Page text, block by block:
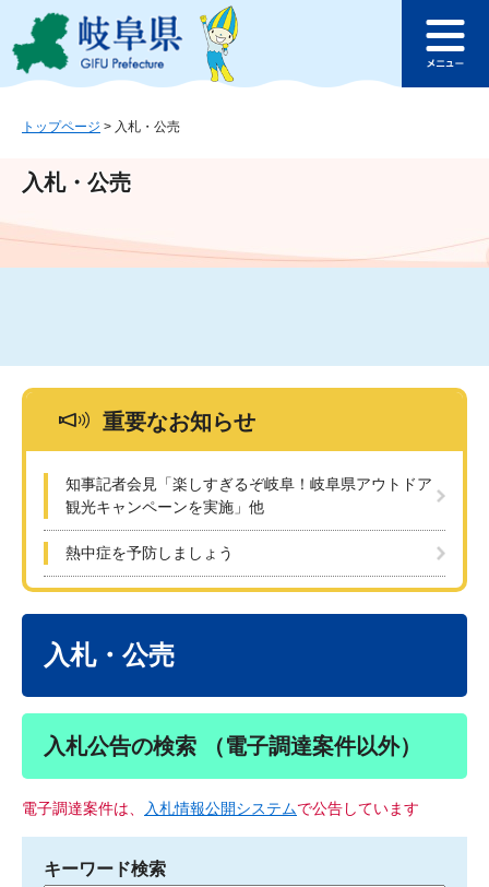
ジ
ュ
文
このページの本文へ
ュ
トップページ > 入札・公売
入札・公売
重要なお知らせ
知事記者会見「楽しすぎるぞ岐阜！岐阜県アウトドア
観光キャンペーンを実施」他
熱中症を予防しましょう
入札・公売
入札公告の検索 （電子調達案件以外）
電子調達案件は、 入札情報公開システムで公告しています
キーワード検索